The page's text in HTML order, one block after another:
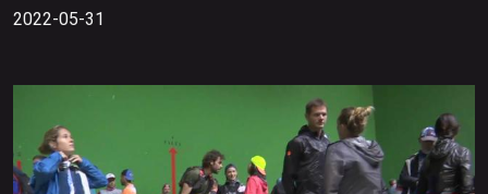
2022-05-31